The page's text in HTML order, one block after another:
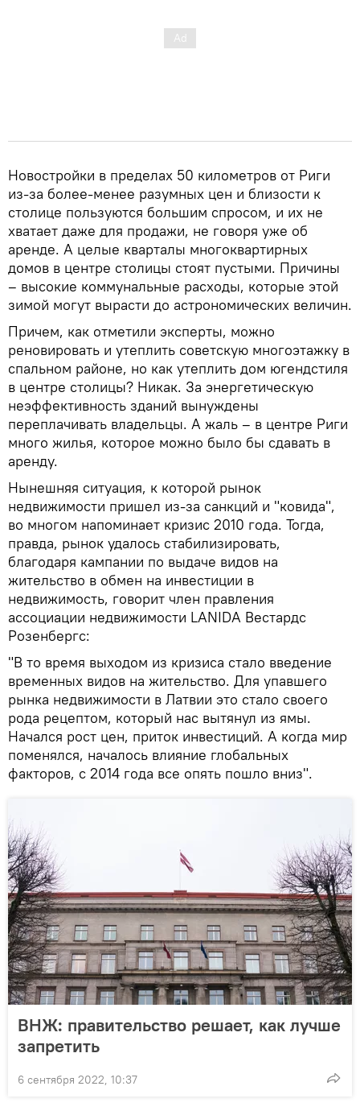
Новостройки в пределах 50 километров от Риги
из-за более-менее разумных цен и близости к
столице пользуются большим спросом, и их не
хватает даже для продажи, не говоря уже об
аренде. А целые кварталы многоквартирных
домов в центре столицы стоят пустыми. Причины
– высокие коммунальные расходы, которые этой
зимой могут вырасти до астрономических величин.
Причем, как отметили эксперты, можно
реновировать и утеплить советскую многоэтажку в
спальном районе, но как утеплить дом югендстиля
в центре столицы? Никак. За энергетическую
неэффективность зданий вынуждены
переплачивать владельцы. А жаль – в центре Риги
много жилья, которое можно было бы сдавать в
аренду.
Нынешняя ситуация, к которой рынок
недвижимости пришел из-за санкций и "ковида",
во многом напоминает кризис 2010 года. Тогда,
правда, рынок удалось стабилизировать,
благодаря кампании по выдаче видов на
жительство в обмен на инвестиции в
недвижимость, говорит член правления
ассоциации недвижимости LANIDA Вестардс
Розенбергс:
"В то время выходом из кризиса стало введение
временных видов на жительство. Для упавшего
рынка недвижимости в Латвии это стало своего
рода рецептом, который нас вытянул из ямы.
Начался рост цен, приток инвестиций. А когда мир
поменялся, началось влияние глобальных
факторов, с 2014 года все опять пошло вниз".
ВНЖ: правительство решает, как лучше
запретить
6 сентября 2022, 10:37